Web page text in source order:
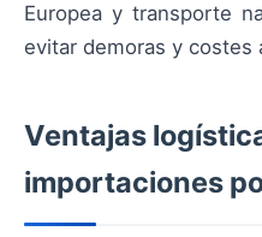
Europea y transporte
evitar demoras y costes
Ventajas
importaciones